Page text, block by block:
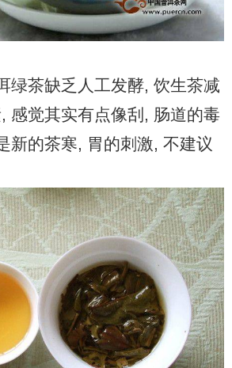
绿茶缺乏人工发酵, 饮生茶减
感觉其实有点像刮, 肠道的毒
新的茶寒, 胃的刺激, 不建议